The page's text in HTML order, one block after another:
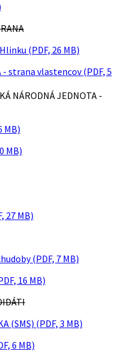
(PDF, 26 MB)
- strana vlastencov (PDF, 5
NÁRODNÁ JEDNOTA -
MB)
MB)
27 MB)
(PDF, 7 MB)
16 MB)
(SMS) (PDF, 3 MB)
6 MB)